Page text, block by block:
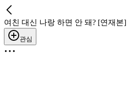
여친 대신 나랑 하면 안 돼? [연재본]
관심